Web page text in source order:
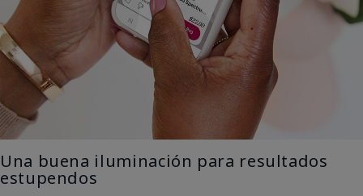
Una buena iluminación para resultados
estupendos